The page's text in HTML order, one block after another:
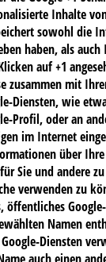
Inhalte
sowohl die
haben, als
auf +1
zusammen mit
Diensten, wie
Profil, oder an
im Internet
über
Sie und andere
verwenden zu
öffentliches
Namen
Diensten